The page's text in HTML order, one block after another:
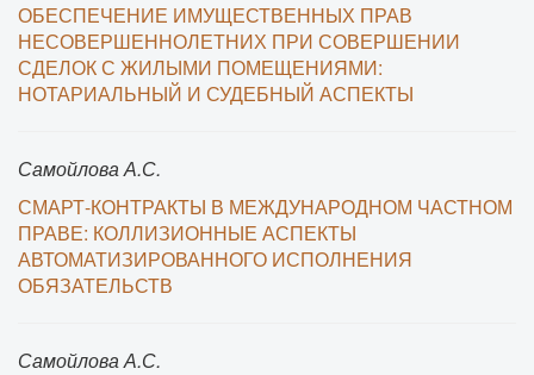
ОБЕСПЕЧЕНИЕ ИМУЩЕСТВЕННЫХ ПРАВ
НЕСОВЕРШЕННОЛЕТНИХ ПРИ СОВЕРШЕНИИ
СДЕЛОК С ЖИЛЫМИ ПОМЕЩЕНИЯМИ:
НОТАРИАЛЬНЫЙ И СУДЕБНЫЙ АСПЕКТЫ
Самойлова А.С.
СМАРТ-КОНТРАКТЫ В МЕЖДУНАРОДНОМ ЧАСТНОМ
ПРАВЕ: КОЛЛИЗИОННЫЕ АСПЕКТЫ
АВТОМАТИЗИРОВАННОГО ИСПОЛНЕНИЯ
ОБЯЗАТЕЛЬСТВ
Самойлова А.С.